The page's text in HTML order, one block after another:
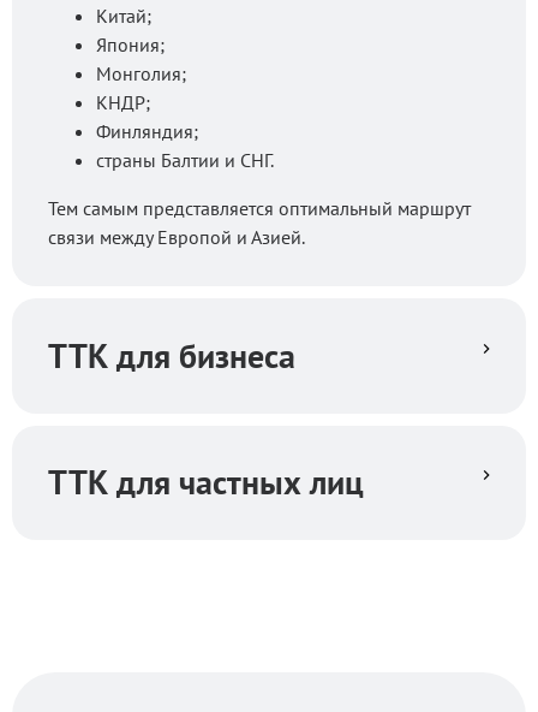
Китай;
Япония;
Монголия;
КНДР;
Финляндия;
страны Балтии и СНГ.
Тем самым представляется оптимальный маршрут
связи между Европой и Азией.
ТТК для бизнеса
ТТК для частных лиц